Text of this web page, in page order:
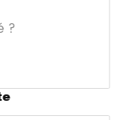
?
et la qualité du